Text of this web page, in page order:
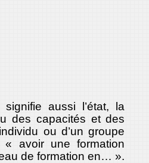
signifie aussi l’état, la
des capacités et des
ou d’un groupe
« avoir une formation
de formation en… ».